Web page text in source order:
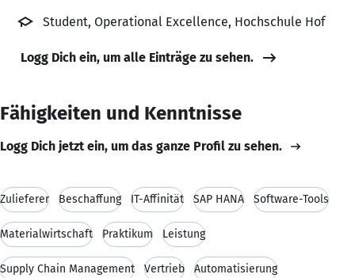
Student, Operational Excellence, Hochschule Hof
Logg Dich ein, um alle Einträge zu sehen.
Fähigkeiten und Kenntnisse
Logg Dich jetzt ein, um das ganze Profil zu sehen.
Zulieferer Beschaffung IT-Affinität SAP HANA Software-Tools
Materialwirtschaft Praktikum Leistung
Supply Chain Management Vertrieb Automatisierung